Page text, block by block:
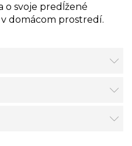
o svoje predĺžené
domácom prostredí.